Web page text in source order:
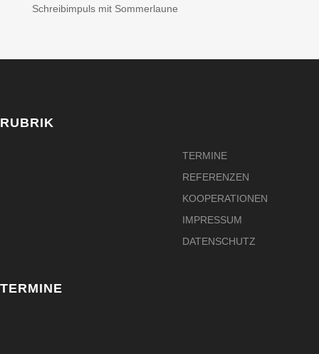
Schreibimpuls mit Sommerlaune
RUBRIK
TERMINE
REFERENZEN
KOOPERATIONEN
IMPRESSUM
DATENSCHUTZ
TERMINE